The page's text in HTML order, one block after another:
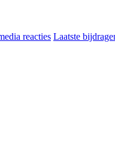
reacties Laatste